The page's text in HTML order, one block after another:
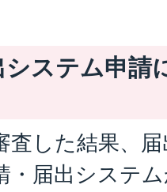
システム申請
査した結果、
・届出システ